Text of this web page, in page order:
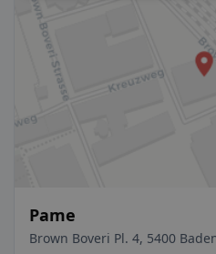
Pame
Brown Boveri Pl. 4, 5400